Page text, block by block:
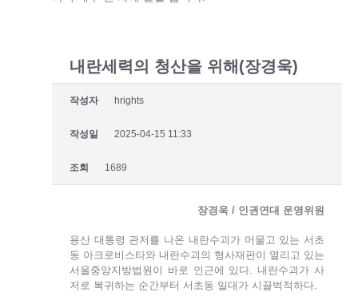
내란세력의 청산을 위해(장경욱)
작성자 hrights
작성일 2025-04-15 11:33
조회 1689
장경욱 / 인권연대 운영위원
용산 대통령 관저를 나온 내란수괴가 머물고 있는 서초
동 아크로비스타와 내란수괴의 형사재판이 열리고 있는
서울중앙지방법원이 바로 인근에 있다. 내란수괴가 사
저로 복귀하는 순간부터 서초동 일대가 시끌벅적하다.